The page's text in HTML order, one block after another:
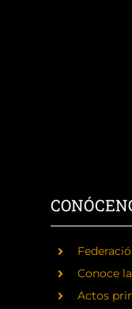
Conoce
Actos